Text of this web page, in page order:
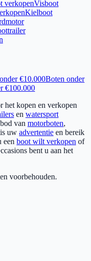
verkopenVisboot
Kielboot
€10.000Boten onder
€100.000
het kopen en verkopen
en watersport
van motorboten,
uw advertentie en bereik
een boot wilt verkopen of
bent u aan het
voorbehouden.